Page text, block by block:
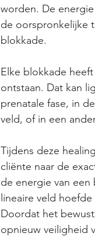
worden. De
de oorspronkelijke
blokkade.
Elke blokkade
ontstaan. Dat kan
prenatale fase, in
veld, of in een
Tijdens deze
cliënte naar de
de energie van
lineaire veld
Doordat het
opnieuw veiligheid